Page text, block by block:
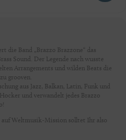
die Band „Brazzo Brazzone“ das
Sound. Der Legende nach wusste
Arrangements und wilden Beats die
grooven.
aus Jazz, Balkan, Latin, Funk und
und verwandelt jedes Brazzo
Weltmusik-Mission solltet Ihr also